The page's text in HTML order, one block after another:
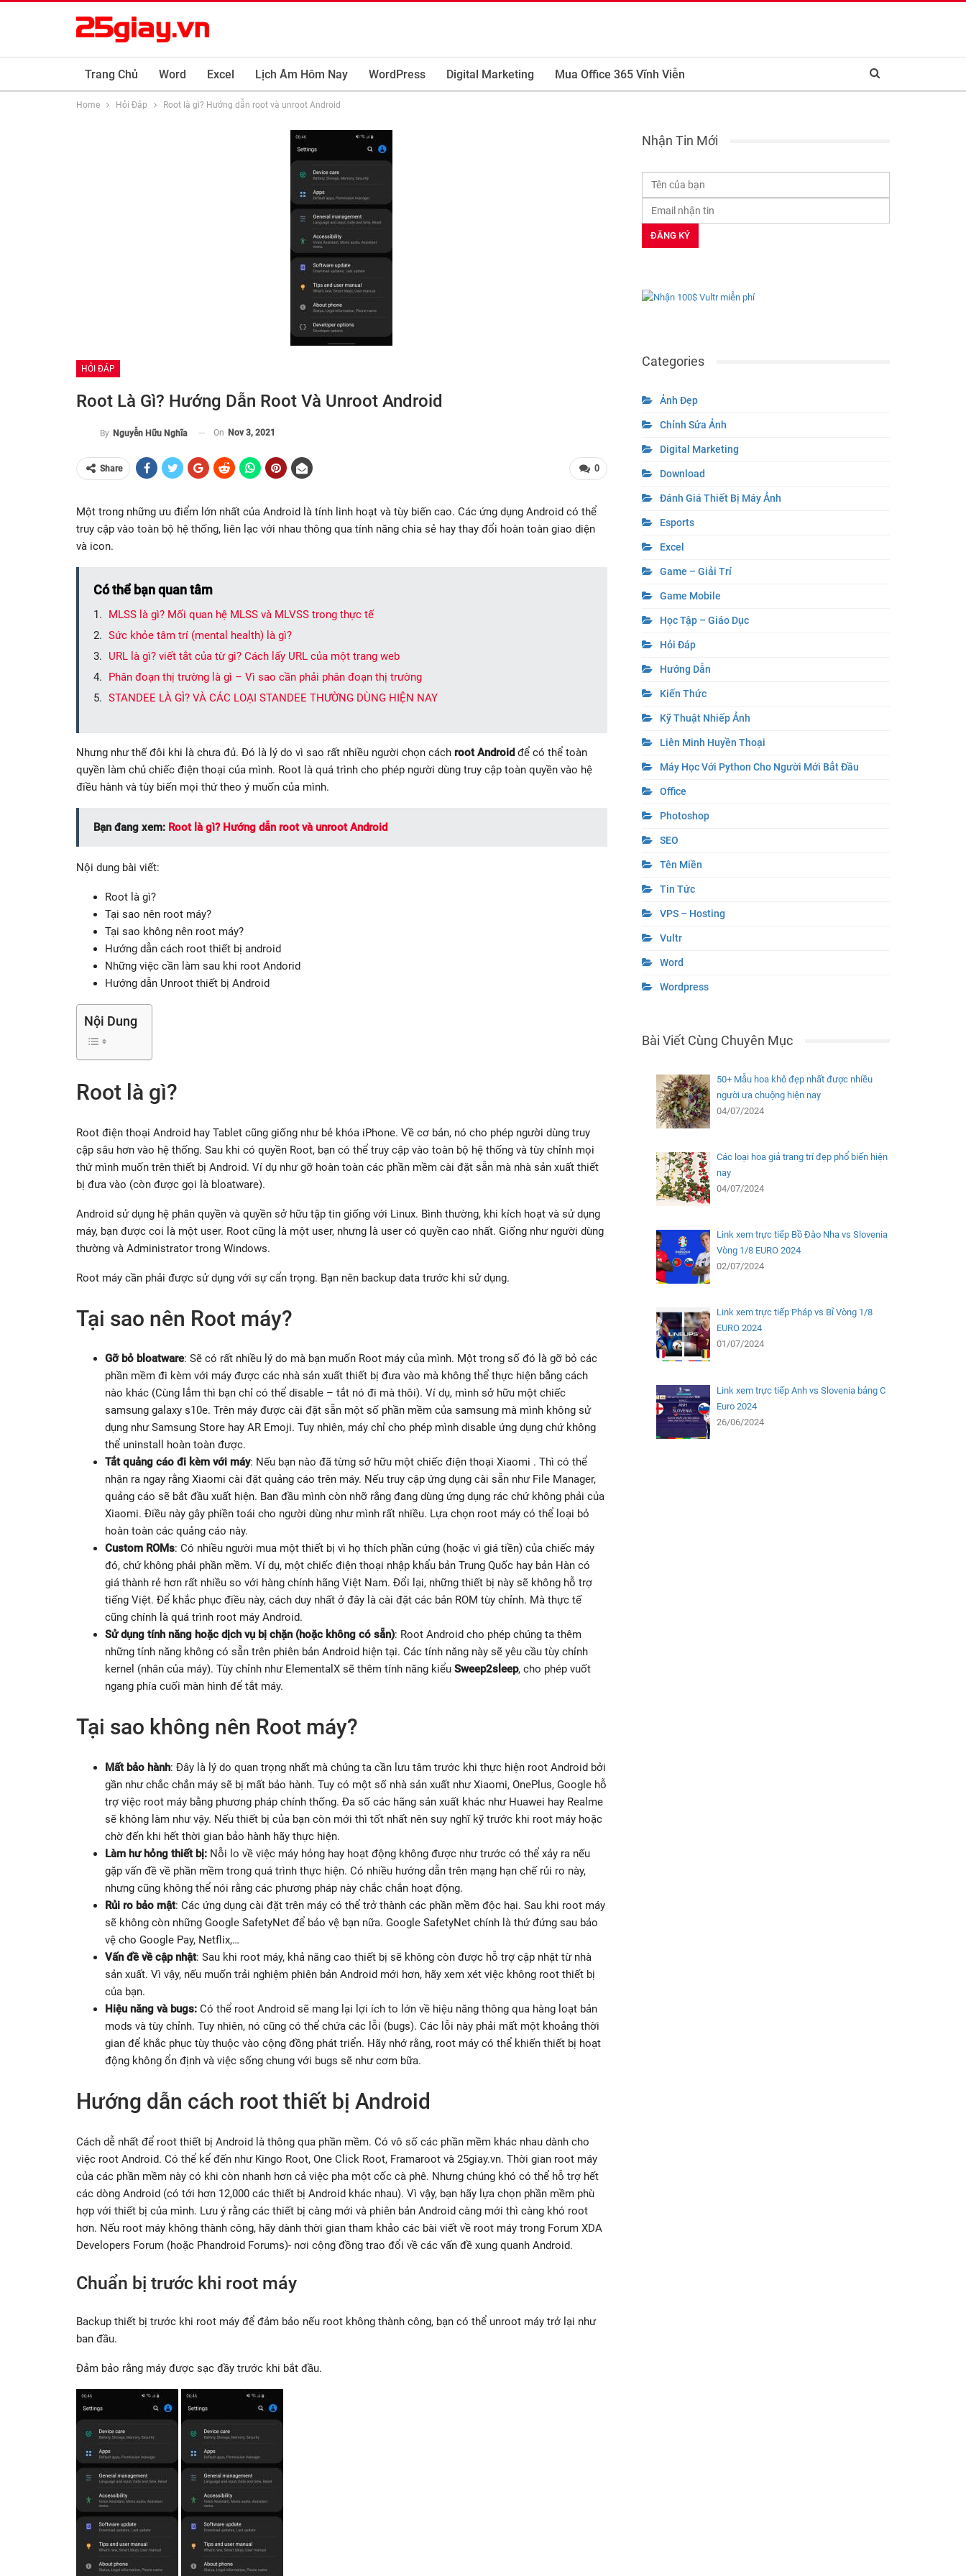
Trang Chủ Word Excel Lịch Âm Hôm Nay WordPress Digital Marketing Mua Office 365 Vĩnh Viễn
Home Hỏi Đáp Root là gì? Hướng dẫn root và unroot Android
HỎI ĐÁP
Root Là Gì? Hướng Dẫn Root Và Unroot Android
By Nguyễn Hữu Nghĩa On Nov 3, 2021
0
Share
Một trong những ưu điểm lớn nhất của Android là tính linh hoạt và tùy biến cao. Các ứng dụng Android có thể
truy cập vào toàn bộ hệ thống, liên lạc với nhau thông qua tính năng chia sẻ hay thay đổi hoàn toàn giao diện
và icon.
Có thể bạn quan tâm
MLSS là gì? Mối quan hệ MLSS và MLVSS trong thực tế
Sức khỏe tâm trí (mental health) là gì?
URL là gì? viết tắt của từ gì? Cách lấy URL của một trang web
Phân đoạn thị trường là gì – Vì sao cần phải phân đoạn thị trường
STANDEE LÀ GÌ? VÀ CÁC LOẠI STANDEE THƯỜNG DÙNG HIỆN NAY
Nhưng như thế đôi khi là chưa đủ. Đó là lý do vì sao rất nhiều người chọn cách root Android để có thể toàn
quyền làm chủ chiếc điện thoại của mình. Root là quá trình cho phép người dùng truy cập toàn quyền vào hệ
điều hành và tùy biến mọi thứ theo ý muốn của mình.
Bạn đang xem: Root là gì? Hướng dẫn root và unroot Android
Nội dung bài viết:
Root là gì?
Tại sao nên root máy?
Tại sao không nên root máy?
Hướng dẫn cách root thiết bị android
Những việc cần làm sau khi root Andorid
Hướng dẫn Unroot thiết bị Android
Nội Dung
Root là gì?
Root điện thoại Android hay Tablet cũng giống như bẻ khóa iPhone. Về cơ bản, nó cho phép người dùng truy
cập sâu hơn vào hệ thống. Sau khi có quyền Root, bạn có thể truy cập vào toàn bộ hệ thống và tùy chỉnh mọi
thứ mình muốn trên thiết bị Android. Ví dụ như gỡ hoàn toàn các phần mềm cài đặt sẵn mà nhà sản xuất thiết
bị đưa vào (còn được gọi là bloatware).
Android sử dụng hệ phân quyền và quyền sở hữu tập tin giống với Linux. Bình thường, khi kích hoạt và sử dụng
máy, bạn được coi là một user. Root cũng là một user, nhưng là user có quyền cao nhất. Giống như người dùng
thường và Administrator trong Windows.
Root máy cần phải được sử dụng với sự cẩn trọng. Bạn nên backup data trước khi sử dụng.
Tại sao nên Root máy?
Gỡ bỏ bloatware: Sẽ có rất nhiều lý do mà bạn muốn Root máy của mình. Một trong số đó là gỡ bỏ các
phần mềm đi kèm với máy được các nhà sản xuất thiết bị đưa vào mà không thể thực hiện bằng cách
nào khác (Cùng lắm thì bạn chỉ có thể disable – tắt nó đi mà thôi). Ví dụ, mình sở hữu một chiếc
samsung galaxy s10e. Trên máy được cài đặt sẵn một số phần mềm của samsung mà mình không sử
dụng như Samsung Store hay AR Emoji. Tuy nhiên, máy chỉ cho phép mình disable ứng dụng chứ không
thể uninstall hoàn toàn được.
Tắt quảng cáo đi kèm với máy: Nếu bạn nào đã từng sở hữu một chiếc điện thoại Xiaomi . Thì có thể
nhận ra ngay rằng Xiaomi cài đặt quảng cáo trên máy. Nếu truy cập ứng dụng cài sẵn như File Manager,
quảng cáo sẽ bắt đầu xuất hiện. Ban đầu mình còn nhỡ rằng đang dùng ứng dụng rác chứ không phải của
Xiaomi. Điều này gây phiền toái cho người dùng như mình rất nhiều. Lựa chọn root máy có thể loại bỏ
hoàn toàn các quảng cáo này.
Custom ROMs: Có nhiều người mua một thiết bị vì họ thích phần cứng (hoặc vì giá tiền) của chiếc máy
đó, chứ không phải phần mềm. Ví dụ, một chiếc điện thoại nhập khẩu bản Trung Quốc hay bản Hàn có
giá thành rẻ hơn rất nhiều so với hàng chính hãng Việt Nam. Đổi lại, những thiết bị này sẽ không hỗ trợ
tiếng Việt. Để khắc phục điều này, cách duy nhất ở đây là cài đặt các bản ROM tùy chỉnh. Mà thực tế
cũng chính là quá trình root máy Android.
Sử dụng tính năng hoặc dịch vụ bị chặn (hoặc không có sẵn): Root Android cho phép chúng ta thêm
những tính năng không có sẵn trên phiên bản Android hiện tại. Các tính năng này sẽ yêu cầu tùy chỉnh
kernel (nhân của máy). Tùy chỉnh như ElementalX sẽ thêm tính năng kiểu Sweep2sleep, cho phép vuốt
ngang phía cuối màn hình để tắt máy.
Tại sao không nên Root máy?
Mất bảo hành: Đây là lý do quan trọng nhất mà chúng ta cần lưu tâm trước khi thực hiện root Android bởi
gần như chắc chắn máy sẽ bị mất bảo hành. Tuy có một số nhà sản xuất như Xiaomi, OnePlus, Google hỗ
trợ việc root máy bằng phương pháp chính thống. Đa số các hãng sản xuất khác như Huawei hay Realme
sẽ không làm như vậy. Nếu thiết bị của bạn còn mới thì tốt nhất nên suy nghĩ kỹ trước khi root máy hoặc
chờ đến khi hết thời gian bảo hành hãy thực hiện.
Làm hư hỏng thiết bị: Nỗi lo về việc máy hỏng hay hoạt động không được như trước có thể xảy ra nếu
gặp vấn đề về phần mềm trong quá trình thực hiện. Có nhiều hướng dẫn trên mạng hạn chế rủi ro này,
nhưng cũng không thể nói rằng các phương pháp này chắc chắn hoạt động.
Rủi ro bảo mật: Các ứng dụng cài đặt trên máy có thể trở thành các phần mềm độc hại. Sau khi root máy
sẽ không còn những Google SafetyNet để bảo vệ bạn nữa. Google SafetyNet chính là thứ đứng sau bảo
vệ cho Google Pay, Netflix,…
Vấn đề về cập nhật: Sau khi root máy, khả năng cao thiết bị sẽ không còn được hỗ trợ cập nhật từ nhà
sản xuất. Vì vậy, nếu muốn trải nghiệm phiên bản Android mới hơn, hãy xem xét việc không root thiết bị
của bạn.
Hiệu năng và bugs: Có thể root Android sẽ mang lại lợi ích to lớn về hiệu năng thông qua hàng loạt bản
mods và tùy chỉnh. Tuy nhiên, nó cũng có thể chứa các lỗi (bugs). Các lỗi này phải mất một khoảng thời
gian để khắc phục tùy thuộc vào cộng đồng phát triển. Hãy nhớ rằng, root máy có thể khiến thiết bị hoạt
động không ổn định và việc sống chung với bugs sẽ như cơm bữa.
Hướng dẫn cách root thiết bị Android
Cách dễ nhất để root thiết bị Android là thông qua phần mềm. Có vô số các phần mềm khác nhau dành cho
việc root Android. Có thể kể đến như Kingo Root, One Click Root, Framaroot và 25giay.vn. Thời gian root máy
của các phần mềm này có khi còn nhanh hơn cả việc pha một cốc cà phê. Nhưng chúng khó có thể hỗ trợ hết
các dòng Android (có tới hơn 12,000 các thiết bị Android khác nhau). Vì vậy, bạn hãy lựa chọn phần mềm phù
hợp với thiết bị của mình. Lưu ý rằng các thiết bị càng mới và phiên bản Android càng mới thì càng khó root
hơn. Nếu root máy không thành công, hãy dành thời gian tham khảo các bài viết về root máy trong Forum XDA
Developers Forum (hoặc Phandroid Forums)- nơi cộng đồng trao đổi về các vấn đề xung quanh Android.
Chuẩn bị trước khi root máy
Backup thiết bị trước khi root máy để đảm bảo nếu root không thành công, bạn có thể unroot máy trở lại như
ban đầu.
Đảm bảo rằng máy được sạc đầy trước khi bắt đầu.
Nhận Tin Mới
Categories
Ảnh Đẹp
Chỉnh Sửa Ảnh
Digital Marketing
Download
Đánh Giá Thiết Bị Máy Ảnh
Esports
Excel
Game – Giải Trí
Game Mobile
Học Tập – Giáo Dục
Hỏi Đáp
Hướng Dẫn
Kiến Thức
Kỹ Thuật Nhiếp Ảnh
Liên Minh Huyền Thoại
Máy Học Với Python Cho Người Mới Bắt Đầu
Office
Photoshop
SEO
Tên Miền
Tin Tức
VPS – Hosting
Vultr
Word
Wordpress
Bài Viết Cùng Chuyên Mục
50+ Mẫu hoa khô đẹp nhất được nhiều
người ưa chuộng hiện nay
04/07/2024
Các loại hoa giả trang trí đẹp phổ biến hiện
nay
04/07/2024
Link xem trực tiếp Bồ Đào Nha vs Slovenia
Vòng 1/8 EURO 2024
02/07/2024
Link xem trực tiếp Pháp vs Bỉ Vòng 1/8
EURO 2024
01/07/2024
Link xem trực tiếp Anh vs Slovenia bảng C
Euro 2024
26/06/2024